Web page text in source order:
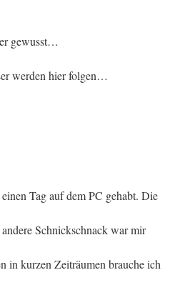
gewusst…
werden hier folgen…
Tag auf dem PC gehabt. Die
Schnickschnack war mir
in kurzen Zeiträumen brauche ich